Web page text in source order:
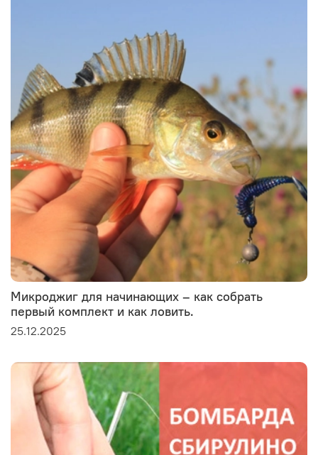
Микроджиг для начинающих – как собрать
первый комплект и как ловить.
25.12.2025